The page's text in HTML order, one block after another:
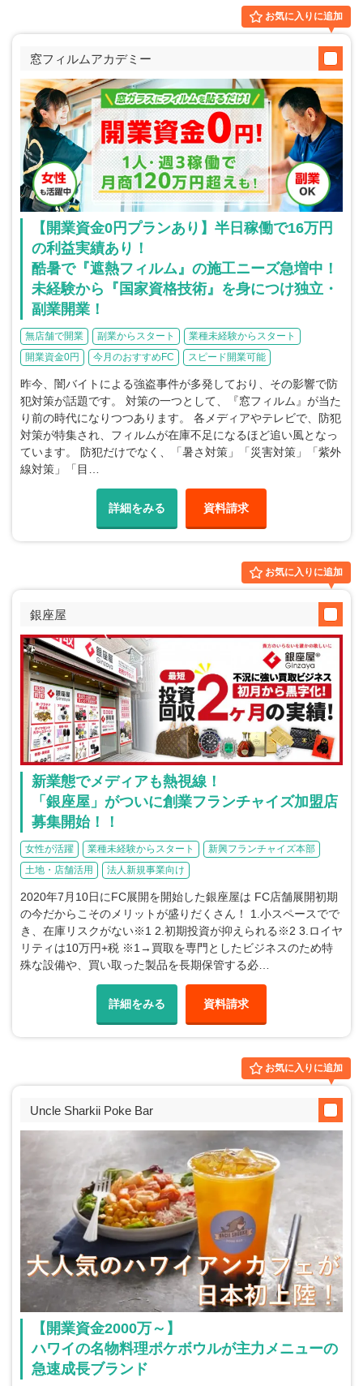
お気に入りに追加
窓フィルムアカデミー
【開業資金0円プランあり】半日稼働で16万円
の利益実績あり！
酷暑で『遮熱フィルム』の施工ニーズ急増中！
未経験から『国家資格技術』を身につけ独立・
副業開業！
無店舗で開業 副業からスタート
業種未経験からスタート
開業資金0円
今月のおすすめFC スピード開業可能
昨今、闇バイトによる強盗事件が多発しており、その影響で防
犯対策が話題です。 対策の一つとして、『窓フィルム』が当た
り前の時代になりつつあります。 各メディアやテレビで、防犯
対策が特集され、フィルムが在庫不足になるほど追い風となっ
ています。 防犯だけでなく、「暑さ対策」「災害対策」「紫外
線対策」「目…
詳細をみる 資料請求
お気に入りに追加
銀座屋
新業態でメディアも熱視線！
「銀座屋」がついに創業フランチャイズ加盟店
募集開始！！
女性が活躍 業種未経験からスタート
新興フランチャイズ本部
土地・店舗活用
法人新規事業向け
2020年7月10日にFC展開を開始した銀座屋は FC店舗展開初期
の今だからこそのメリットが盛りだくさん！ 1.小スペースでで
き、在庫リスクがない※1 2.初期投資が抑えられる※2 3.ロイヤ
リティは10万円+税 ※1→買取を専門としたビジネスのため特
殊な設備や、買い取った製品を長期保管する必…
詳細をみる 資料請求
お気に入りに追加
Uncle Sharkii Poke Bar
【開業資金2000万～】
ハワイの名物料理ポケボウルが主力メニューの
急速成長ブランド